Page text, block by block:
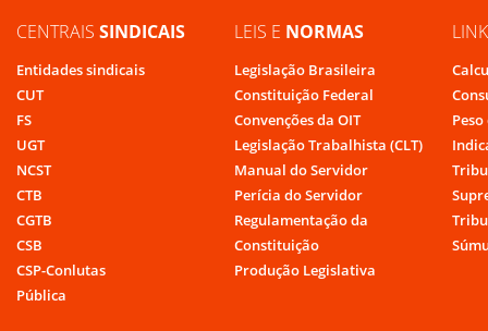
CENTRAIS SINDICAIS
Entidades sindicais
CUT
FS
UGT
NCST
CTB
CGTB
CSB
CSP-Conlutas
Pública
LEIS E NORMAS
Legislação Brasileira
Constituição Federal
Convenções da OIT
Legislação Trabalhista (CLT)
Manual do Servidor
Perícia do Servidor
Regulamentação da
Constituição
Produção Legislativa